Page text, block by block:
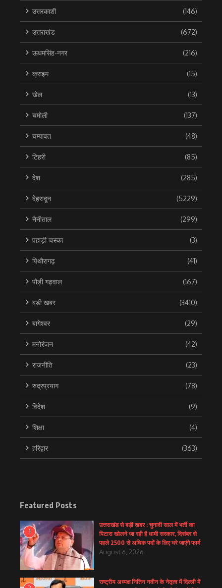
उत्तरकाशी (146)
उत्तराखंड (672)
ऊधमसिंह-नगर (216)
क्राइम (15)
खेल (13)
चमोली (137)
चम्पावत (48)
टिहरी (85)
देश (285)
देहरादून (5229)
नैनीताल (299)
पहाड़ी चस्का (3)
पिथौरागढ़ (41)
पौड़ी गढ़वाल (167)
बड़ी खबर (3410)
बागेश्वर (29)
मनोरंजन (42)
राजनीति (23)
रुद्रप्रयाग (78)
विदेश (9)
शिक्षा (4)
हरिद्वार (363)
Featured Posts
1
उत्तराखंड से बड़ी खबर : चुनावी साल में भर्ती का
पिटारा खोलने जा रही है धामी सरकार, दिसंबर से
पहले 2500 से अधिक पदों के लिए भरे जाएंगे फार्म
August 6, 2026
राष्ट्रीय अध्यक्ष नितिन नवीन के नेतृत्व में दिल्ली में